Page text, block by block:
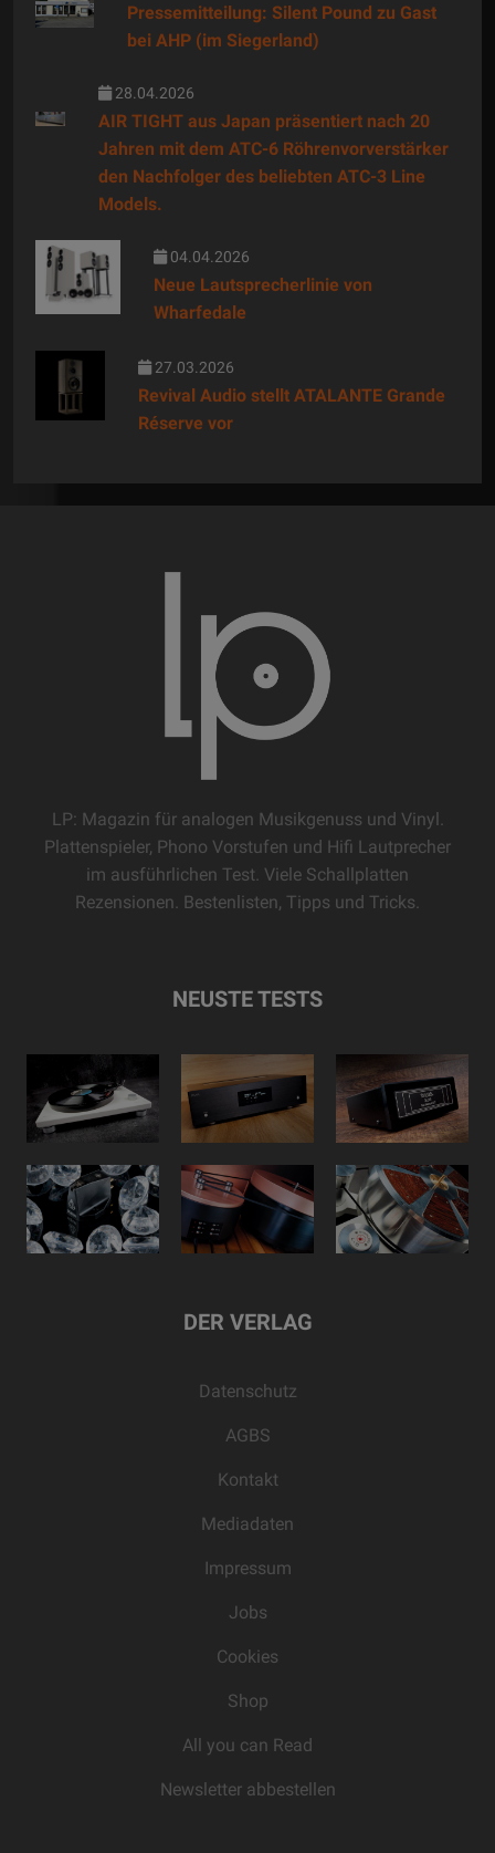
Pressemitteilung: Silent Pound zu Gast
bei AHP (im Siegerland)
28.04.2026
AIR TIGHT aus Japan präsentiert nach 20
Jahren mit dem ATC-6 Röhrenvorverstärker
den Nachfolger des beliebten ATC-3 Line
Models.
04.04.2026
Neue Lautsprecherlinie von
Wharfedale
27.03.2026
Revival Audio stellt ATALANTE Grande
Réserve vor
LP: Magazin für analogen Musikgenuss und Vinyl.
Plattenspieler, Phono Vorstufen und Hifi Lautprecher
im ausführlichen Test. Viele Schallplatten
Rezensionen. Bestenlisten, Tipps und Tricks.
NEUSTE TESTS
DER VERLAG
Datenschutz
AGBS
Kontakt
Mediadaten
Impressum
Jobs
Cookies
Shop
All you can Read
Newsletter abbestellen